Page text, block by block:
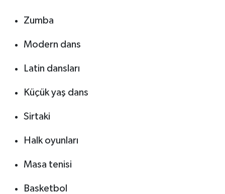
Zumba
Modern dans
Latin dansları
Küçük yaş dans
Sirtaki
Halk oyunları
Masa tenisi
Basketbol